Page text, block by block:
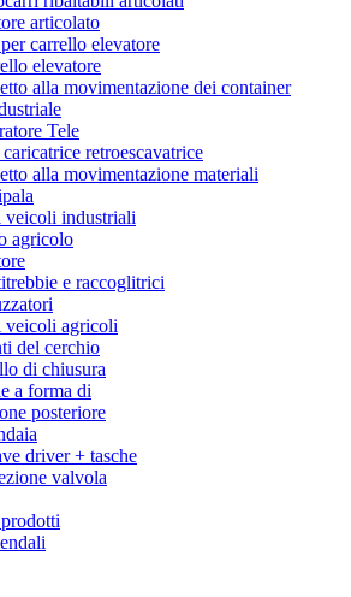
articolato
carrello elevatore
elevatore
alla movimentazione dei container
Tele
caricatrice retroescavatrice
alla movimentazione materiali
industriali
agricolo
e raccoglitrici
veicoli agricoli
del cerchio
di chiusura
a forma di
posteriore
driver + tasche
valvola